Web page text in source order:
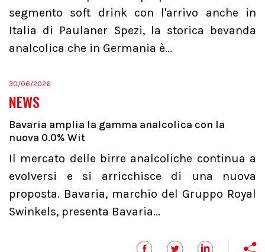
segmento soft drink con l'arrivo anche in
Italia di Paulaner Spezi, la storica bevanda
analcolica che in Germania è...
30/06/2026
NEWS
Bavaria amplia la gamma analcolica con la
nuova 0.0% Wit
Il mercato delle birre analcoliche continua a
evolversi e si arricchisce di una nuova
proposta. Bavaria, marchio del Gruppo Royal
Swinkels, presenta Bavaria...